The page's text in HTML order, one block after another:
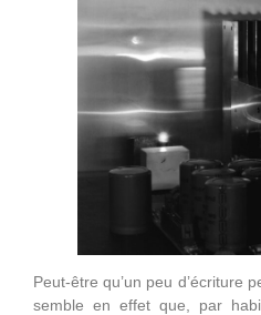
Peut-être qu’un peu d’écriture
semble en effet que, par